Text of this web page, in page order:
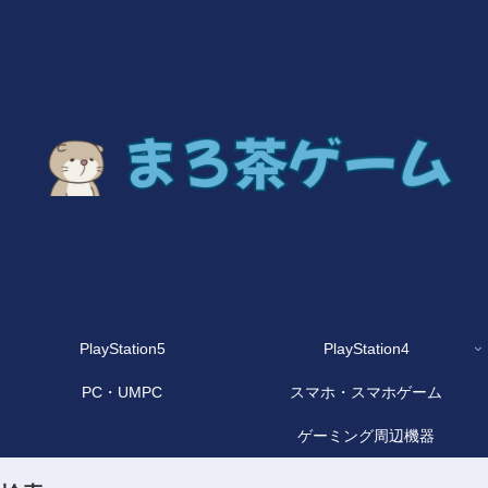
PlayStation5 PlayStation4
PC・UMPC スマホ・スマホゲーム
ゲーミング周辺機器